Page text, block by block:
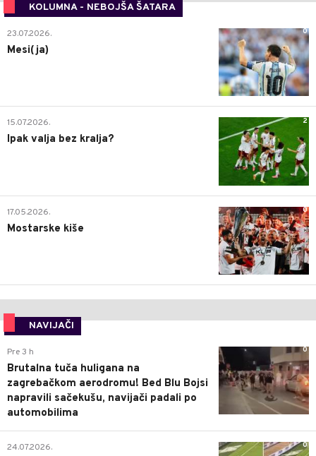
KOLUMNA - NEBOJŠA ŠATARA
0
23.07.2026.
Mesi(ja)
2
15.07.2026.
Ipak valja bez kralja?
0
17.05.2026.
Mostarske kiše
NAVIJAČI
0
Pre 3 h
Brutalna tuča huligana na
zagrebačkom aerodromu! Bed Blu Bojsi
napravili sačekušu, navijači padali po
automobilima
0
24.07.2026.